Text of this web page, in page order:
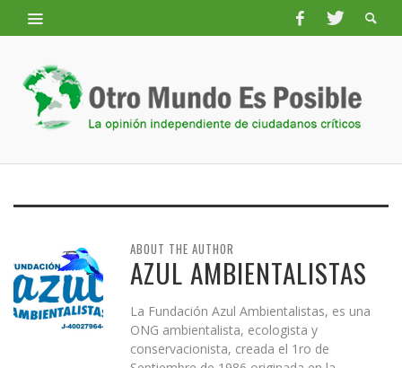
ABOUT THE AUTHOR
AZUL AMBIENTALISTAS
La Fundación Azul Ambientalistas, es una
ONG ambientalista, ecologista y
conservacionista, creada el 1ro de